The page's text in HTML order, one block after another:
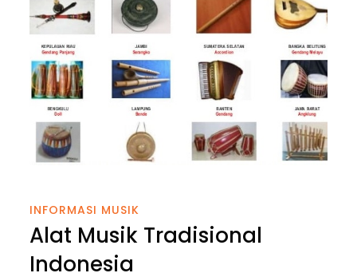
INFORMASI MUSIK
Alat Musik Tradisional
Indonesia